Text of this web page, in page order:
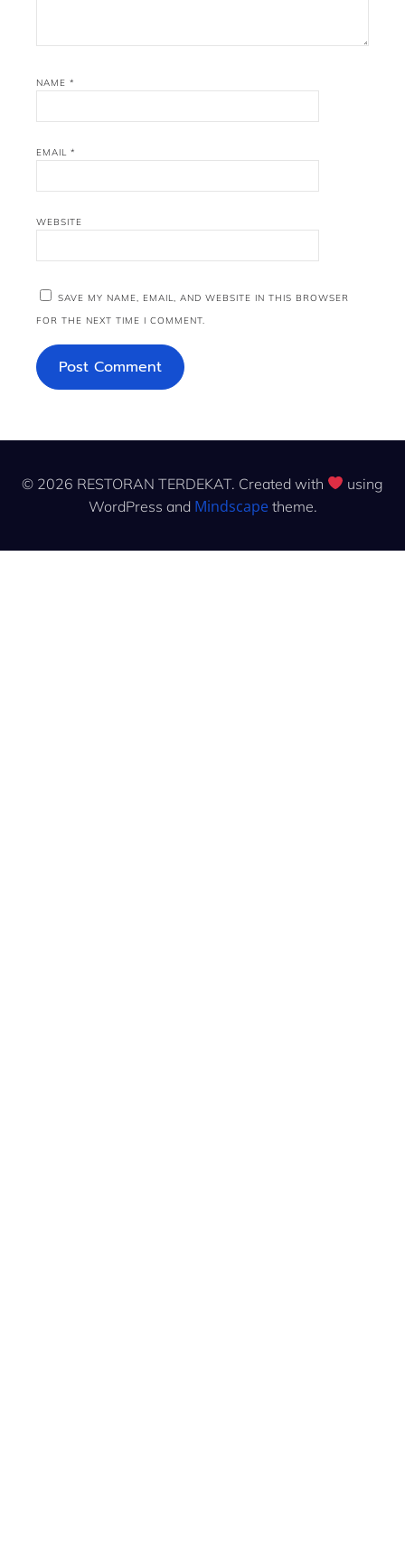
NAME *
EMAIL *
WEBSITE
SAVE MY NAME, EMAIL, AND WEBSITE IN THIS BROWSER
FOR THE NEXT TIME I COMMENT.
© 2026 RESTORAN TERDEKAT. Created with
using
WordPress and Mindscapetheme.